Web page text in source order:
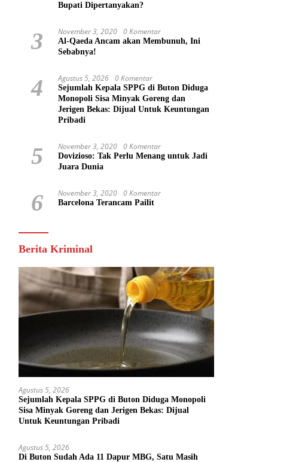
Bupati Dipertanyakan?
3 November 3, 2020 0 Komentar
Al-Qaeda Ancam akan Membunuh, Ini
Sebabnya!
4 Agustus 5, 2026 0 Komentar
Sejumlah Kepala SPPG di Buton Diduga
Monopoli Sisa Minyak Goreng dan
Jerigen Bekas: Dijual Untuk Keuntungan
Pribadi
5 November 3, 2020 0 Komentar
Dovizioso: Tak Perlu Menang untuk Jadi
Juara Dunia
6 November 3, 2020 0 Komentar
Barcelona Terancam Pailit
Berita Kriminal
Agustus 5, 2026
Sejumlah Kepala SPPG di Buton Diduga Monopoli
Sisa Minyak Goreng dan Jerigen Bekas: Dijual
Untuk Keuntungan Pribadi
Agustus 5, 2026
Di Buton Sudah Ada 11 Dapur MBG, Satu Masih